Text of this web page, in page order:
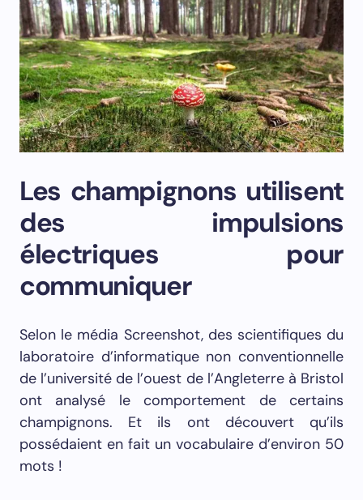
Les champignons utilisent
des impulsions
électriques pour
communiquer
Selon le média Screenshot, des scientifiques du
laboratoire d’informatique non conventionnelle
de l’université de l’ouest de l’Angleterre à Bristol
ont analysé le comportement de certains
champignons. Et ils ont découvert qu’ils
possédaient en fait un vocabulaire d’environ 50
mots !